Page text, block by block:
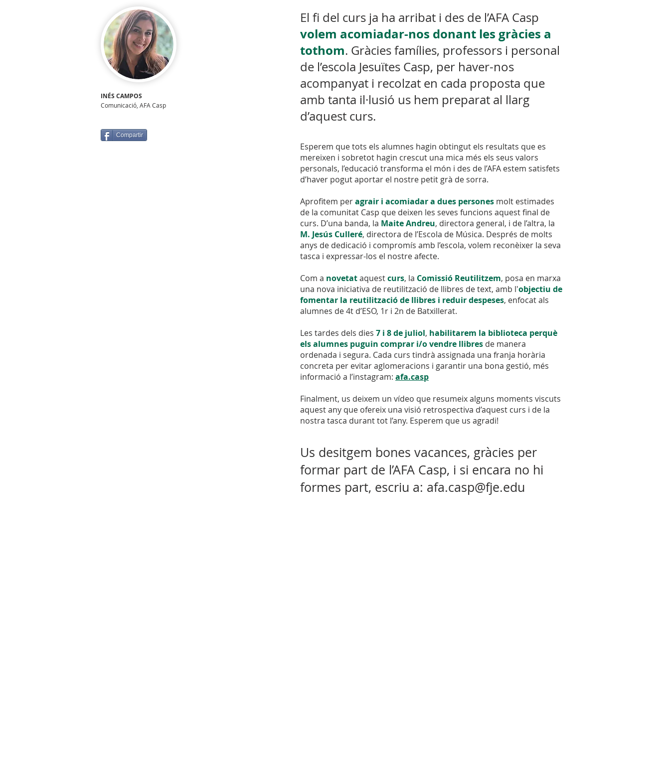
INÉS CAMPOS
Comunicació, AFA Casp
Compartir
El fi del curs ja ha arribat i des de l’AFA Casp
volem acomiadar-nos donant les gràcies a
tothom. Gràcies famílies, professors i personal
de l’escola Jesuïtes Casp, per haver-nos
acompanyat i recolzat en cada proposta que
amb tanta il·lusió us hem preparat al llarg
d’aquest curs.
Esperem que tots els alumnes hagin obtingut els resultats que es
mereixen i sobretot hagin crescut una mica més els seus valors
personals, l’educació transforma el món i des de l’AFA estem satisfets
d’haver pogut aportar el nostre petit grà de sorra.
Aprofitem peragrair i acomiadar a dues persones molt estimades
de la comunitat Casp que deixen les seves funcions aquest final de
curs. D’una banda, la Maite Andreu, directora general, i de l’altra, la
M. Jesús Culleré, directora de l’Escola de Música. Després de molts
anys de dedicació i compromís amb l’escola, volem reconèixer la seva
tasca i expressar-los el nostre afecte.
Com a novetataquestcurs, la Comissió Reutilitzem, posa en marxa
una nova iniciativa de reutilització de llibres de text, amb l'objectiu de
fomentar la reutilització de llibres i reduir despeses, enfocat als
alumnes de 4t d’ESO, 1r i 2n de Batxillerat.
Les tardes dels dies 7 i 8 de juliol, habilitarem la biblioteca perquè
els alumnes puguin comprar i/o vendre llibres de manera
ordenada i segura. Cada curs tindrà assignada una franja horària
concreta per evitar aglomeracions i garantir una bona gestió, més
informació a l’instagram: afa.casp
Finalment, us deixem un vídeo que resumeix alguns moments viscuts
aquest any que ofereix una visió retrospectiva d’aquest curs i de la
nostra tasca durant tot l’any. Esperem que us agradi!
Us desitgem bones vacances, gràcies per
formar part de l’AFA Casp, i si encara no hi
formes part, escriu a: afa.casp@fje.edu